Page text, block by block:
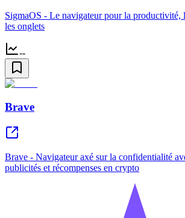
SigmaOS - Le navigateur pour la productivité,
les onglets
--
Brave
Brave - Navigateur axé sur la confidentialité
publicités et récompenses en crypto